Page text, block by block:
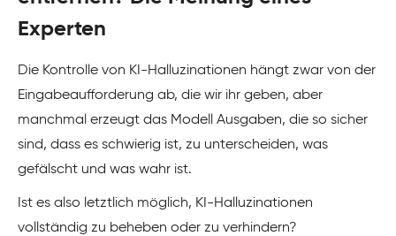
Experten
Die Kontrolle von KI-Halluzinationen hängt zwar von der
Eingabeaufforderung ab, die wir ihr geben, aber
manchmal erzeugt das Modell Ausgaben, die so sicher
sind, dass es schwierig ist, zu unterscheiden, was
gefälscht und was wahr ist.
Ist es also letztlich möglich, KI-Halluzinationen
vollständig zu beheben oder zu verhindern?